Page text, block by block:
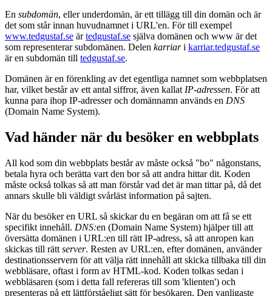
En subdomän, eller underdomän, är ett tillägg till din domän och är
det som står innan huvudnamnet i URL'en. För till exempel
www.tedgustaf.se ärtedgustaf.se själva domänen och www är det
som representerar subdomänen. Delen karriari karriar.tedgustaf.se
är en subdomän till tedgustaf.se.
Domänen är en förenkling av det egentliga namnet som webbplatsen
har, vilket består av ett antal siffror, även kallat IP-adressen. För att
kunna para ihop IP-adresser och domännamn används en DNS
(Domain Name System).
Vad händer när du besöker en webbplats
All kod som din webbplats består av måste också "bo" någonstans,
betala hyra och berätta vart den bor så att andra hittar dit. Koden
måste också tolkas så att man förstår vad det är man tittar på, då det
annars skulle bli väldigt svårläst information på sajten.
När du besöker en URL så skickar du en begäran om att få se ett
specifikt innehåll. DNS:en (Domain Name System) hjälper till att
översätta domänen i URL:en till rätt IP-adress, så att anropen kan
skickas till rätt server. Resten av URL:en, efter domänen, använder
destinationsservern för att välja rätt innehåll att skicka tillbaka till din
webbläsare, oftast i form av HTML-kod. Koden tolkas sedan i
webbläsaren (som i detta fall refereras till som 'klienten') och
presenteras på ett lättförståeligt sätt för besökaren. Den vanligaste